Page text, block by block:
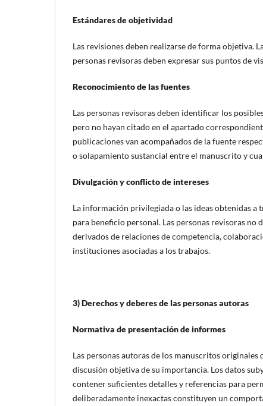
Estándares de objetividad
Las revisiones deben realizarse de forma objetiva.
personas revisoras deben expresar sus puntos de
Reconocimiento de las fuentes
Las personas revisoras deben identificar los
pero no hayan citado en el apartado
publicaciones van acompañados de la fuente
o solapamiento sustancial entre el manuscrito y
Divulgación y conflicto de intereses
La información privilegiada o las ideas obtenidas a
para beneficio personal. Las personas revisoras
derivados de relaciones de competencia,
instituciones asociadas a los trabajos.
3) Derechos y deberes de las personas autoras
Normativa de presentación de informes
Las personas autoras de los manuscritos
discusión objetiva de su importancia. Los datos
contener suficientes detalles y referencias para
deliberadamente inexactas constituyen un